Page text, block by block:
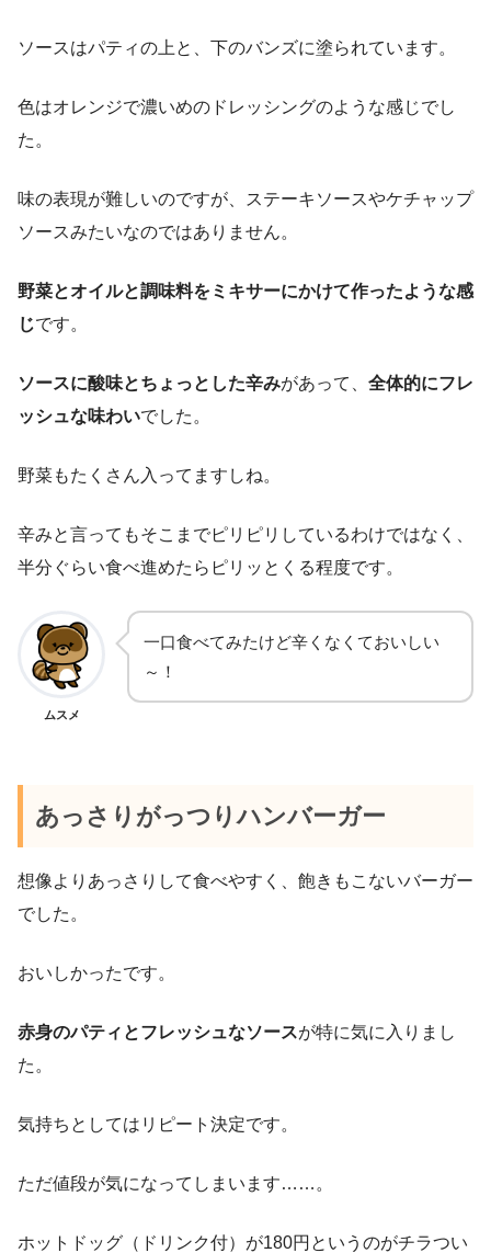
ソースはパティの上と、下のバンズに塗られています。
色はオレンジで濃いめのドレッシングのような感じでし
た。
味の表現が難しいのですが、ステーキソースやケチャップ
ソースみたいなのではありません。
野菜とオイルと調味料をミキサーにかけて作ったような感
じです。
ソースに酸味とちょっとした辛みがあって、 全体的にフレ
ッシュな味わいでした。
野菜もたくさん入ってますしね。
辛みと言ってもそこまでピリピリしているわけではなく、
半分ぐらい食べ進めたらピリッとくる程度です。
ムスメ
一口食べてみたけど辛くなくておいしい
～！
あっさりがっつりハンバーガー
想像よりあっさりして食べやすく、飽きもこないバーガー
でした。
おいしかったです。
赤身のパティとフレッシュなソースが特に気に入りまし
た。
気持ちとしてはリピート決定です。
ただ値段が気になってしまいます……。
ホットドッグ（ドリンク付）が180円というのがチラつい